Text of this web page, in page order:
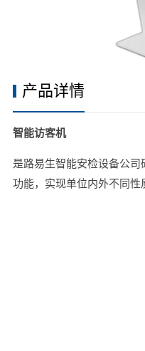
产品详情
智能访客机
是路易生智能安检设备公
功能，实现单位内外不同性